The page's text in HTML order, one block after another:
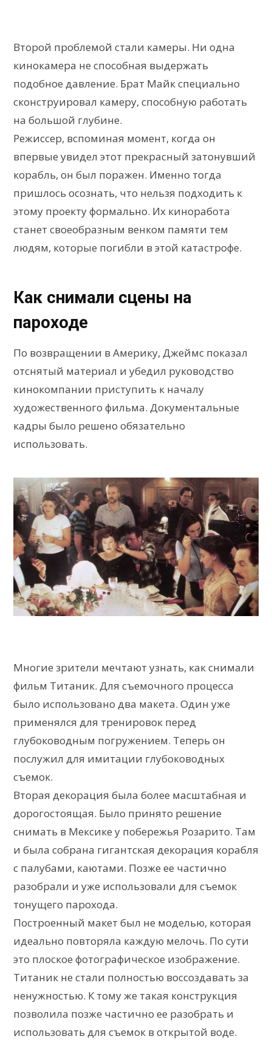
Второй проблемой стали камеры. Ни одна
кинокамера не способная выдержать
подобное давление. Брат Майк специально
сконструировал камеру, способную работать
на большой глубине.
Режиссер, вспоминая момент, когда он
впервые увидел этот прекрасный затонувший
корабль, он был поражен. Именно тогда
пришлось осознать, что нельзя подходить к
этому проекту формально. Их киноработа
станет своеобразным венком памяти тем
людям, которые погибли в этой катастрофе.
Как снимали сцены на
пароходе
По возвращении в Америку, Джеймс показал
отснятый материал и убедил руководство
кинокомпании приступить к началу
художественного фильма. Документальные
кадры было решено обязательно
использовать.
Многие зрители мечтают узнать, как снимали
фильм Титаник. Для съемочного процесса
было использовано два макета. Один уже
применялся для тренировок перед
глубоководным погружением. Теперь он
послужил для имитации глубоководных
съемок.
Вторая декорация была более масштабная и
дорогостоящая. Было принято решение
снимать в Мексике у побережья Розарито. Там
и была собрана гигантская декорация корабля
с палубами, каютами. Позже ее частично
разобрали и уже использовали для съемок
тонущего парохода.
Построенный макет был не моделью, которая
идеально повторяла каждую мелочь. По сути
это плоское фотографическое изображение.
Титаник не стали полностью воссоздавать за
ненужностью. К тому же такая конструкция
позволила позже частично ее разобрать и
использовать для съемок в открытой воде.